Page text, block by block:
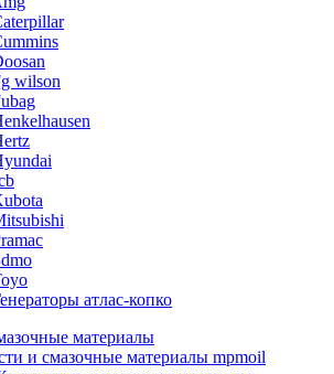
wilson
атлас-копко
материалы
и смазочные материалы mpmoil